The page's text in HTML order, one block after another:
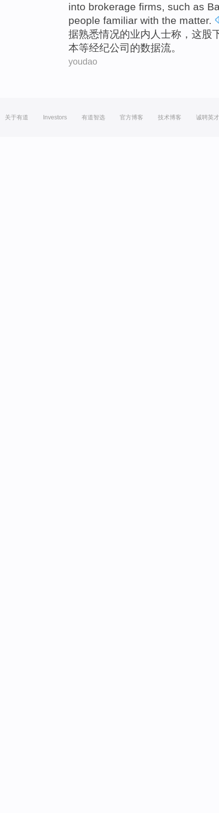
into brokerage firms such as
people familiar with the matter.
据熟悉情况的业内 人士称，这股
本等经纪公司的数据流 。
youdao
关于有道 Investors 有道智选 官方博客 技术博客 诚聘英才